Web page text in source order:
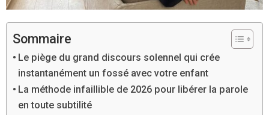
Sommaire
Le piège du grand discours solennel qui crée
instantanément un fossé avec votre enfant
La méthode infaillible de 2026 pour libérer la parole
en toute subtilité